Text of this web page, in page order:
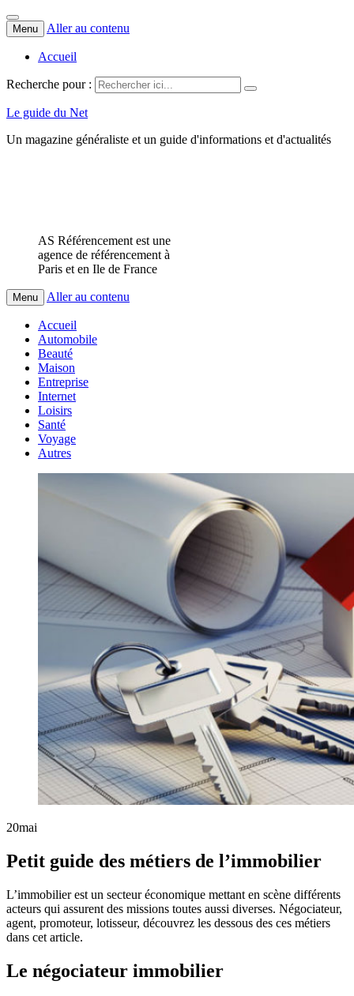
Menu Aller au contenu
Accueil
Recherche pour :
Le guide du Net
Un magazine généraliste et un guide d'informations et d'actualités
AS Référencement est une
agence de référencement à
Paris et en Ile de France
Menu Aller au contenu
Accueil
Automobile
Beauté
Maison
Entreprise
Internet
Loisirs
Santé
Voyage
Autres
20mai
Petit guide des métiers de l’immobilier
L’immobilier est un secteur économique mettant en scène différents
acteurs qui assurent des missions toutes aussi diverses. Négociateur,
agent, promoteur, lotisseur, découvrez les dessous des ces métiers
dans cet article.
Le négociateur immobilier